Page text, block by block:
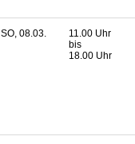
SO, 08.03.
11.00 Uhr
bis
18.00 Uhr